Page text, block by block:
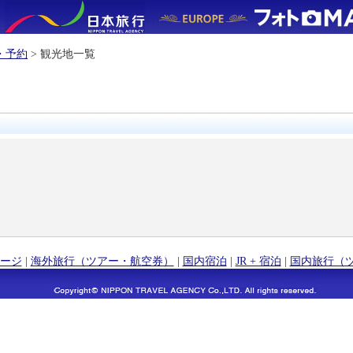
予約 > 観光地一覧
ジ | 海外旅行（ツアー・航空券） | 国内宿泊 | JR + 宿泊 | 国内旅行（